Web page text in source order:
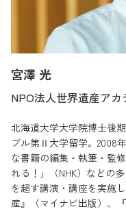
宮澤 光
NPO法人世界遺産ア
北海道大学大学院博士後
ブル第Ⅱ大学留学。2008
な書籍の編集・執筆・監
れる！」（NHK）などの
を超す講演・講座を実施
産』（マイナビ出版）、